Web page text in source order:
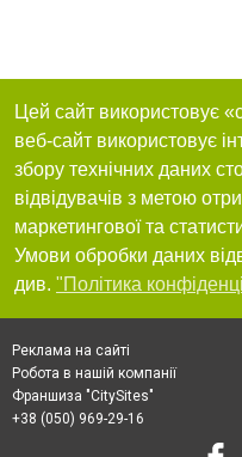
Цей сайт використовує
веб-сайт використовує
збору технічних даних
відвідувачів з метою
маркетингової та
Умови обробки даних
див. "Політика
Реклама на сайті
Робота в нашій компанії
Франшиза "CitySites"
+38 (050) 969-29-16